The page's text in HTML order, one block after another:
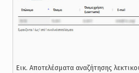
Εικ. Αποτελέσματα αναζήτησης